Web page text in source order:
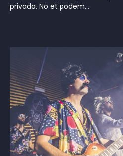
privada. No et podem...